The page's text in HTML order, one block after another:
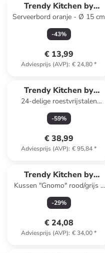
Trendy Kitchen by
EXCÉLSA
Serveerbord oranje - Ø 15 cm
-43%
€ 13,99
Adviesprijs (AVP): € 24,80*
Trendy Kitchen by
EXCÉLSA
24-delige roestvrijstalen
bestekset "Amalfi" geel/blauw
-59%
€ 38,99
Adviesprijs (AVP): € 95,84*
Trendy Kitchen by
EXCÉLSA
Kussen "Gnomo" rood/grijs -
(B)45 x (H)45 cm
-29%
€ 24,08
Adviesprijs (AVP): € 34,00*